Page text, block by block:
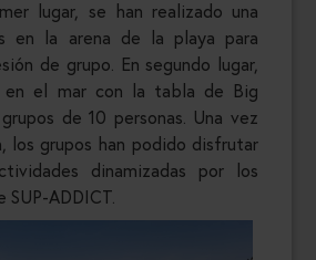
lugar, se han realizado una
en la arena de la playa para
de grupo. En segundo lugar,
en el mar con la tabla de Big
de 10 personas. Una vez
los grupos han podido disfrutar
dinamizadas por los
ADDICT.